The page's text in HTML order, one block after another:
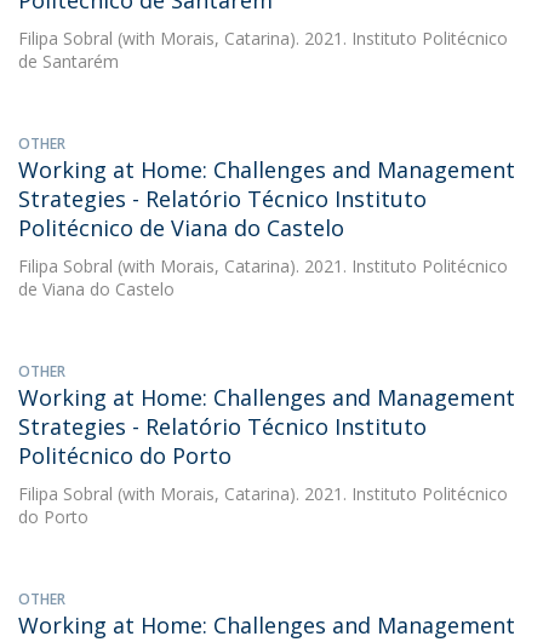
Filipa Sobral (with Morais, Catarina). 2021. Instituto Politécnico
de Santarém
OTHER
Working at Home: Challenges and Management
Strategies - Relatório Técnico Instituto
Politécnico de Viana do Castelo
Filipa Sobral (with Morais, Catarina). 2021. Instituto Politécnico
de Viana do Castelo
OTHER
Working at Home: Challenges and Management
Strategies - Relatório Técnico Instituto
Politécnico do Porto
Filipa Sobral (with Morais, Catarina). 2021. Instituto Politécnico
do Porto
OTHER
Working at Home: Challenges and Management